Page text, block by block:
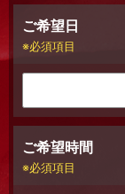
ご希望日
必須項目
ご希望時間
必須項目